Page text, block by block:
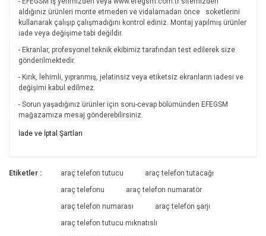
aldığınız ürünleri monte etmeden ve vidalamadan önce
soketlerini
kullanarak çalışıp çalışmadığını kontrol ediniz. Montaj yapılmış ürünler
iade veya değişime tabi değildir.
- Ekranlar, profesyonel teknik ekibimiz tarafından test edilerek size
gönderilmektedir.
- Kırık, lehimli, yıpranmış, jelatinsiz veya etiketsiz ekranların iadesi ve
değişimi kabul edilmez.
- Sorun yaşadığınız ürünler için soru-cevap bölümünden EFEGSM
mağazamıza mesaj gönderebilirsiniz.
Yorum Yaz
Bu ürünün fiyat bilgisi, resim, ürün açıklamalarında ve diğer
İade ve İptal Şartları
tıklayınız.
Etiketler : araç telefon tutucu
araç telefon tutacağı
araç telefonu
araç telefon numaratör
araç telefon numarası
araç telefon şarjı
araç telefon tutucu mıknatıslı